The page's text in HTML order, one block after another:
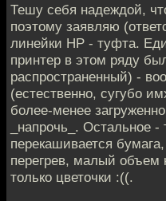
Тешу себя надеждой,
поэтому заявляю
линейки HP - туфта.
принтер в этом ряду
распространенный) -
(естественно, сугубо
более-менее
_напрочь_. Остальное
перекашивается
перегрев, малый объем
только цветочки :((.